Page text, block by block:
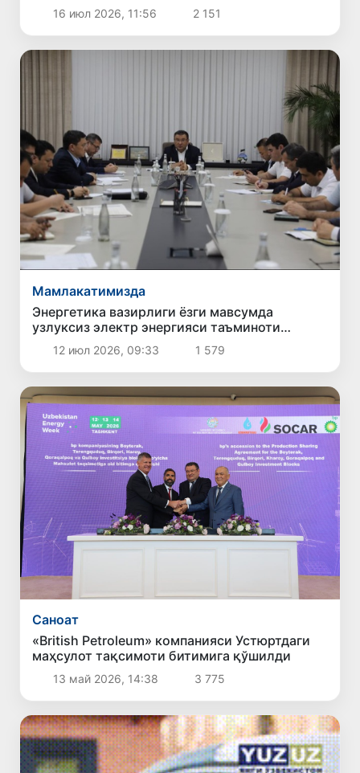
юқори кўрсаткичга чиқди
16 июл 2026, 11:56 2 151
Мамлакатимизда
Энергетика вазирлиги ёзги мавсумда
узлуксиз электр энергияси таъминоти
бўйича чораларни кучайтирмоқда
12 июл 2026, 09:33 1 579
Саноат
«British Petroleum» компанияси Устюртдаги
маҳсулот тақсимоти битимига қўшилди
13 май 2026, 14:38 3 775